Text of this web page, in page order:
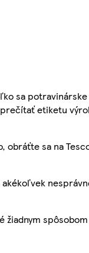
sa
etiketu
sa na